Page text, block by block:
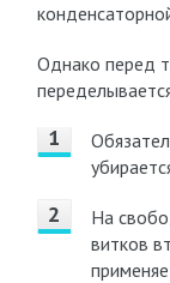
Однако перед
На
витков